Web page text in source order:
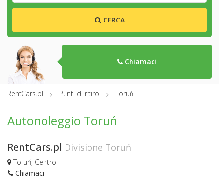
CERCA
Chiamaci
RentCars.pl Punti di ritiro Toruń
Autonoleggio Toruń
RentCars.pl Divisione Toruń
Toruń, Centro
Chiamaci